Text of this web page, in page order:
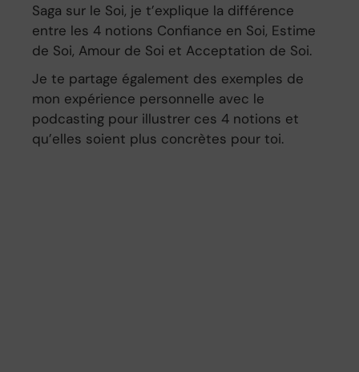
Saga sur le Soi, je t’explique la différence
entre les 4 notions Confiance en Soi, Estime
de Soi, Amour de Soi et Acceptation de Soi.
Je te partage également des exemples de
mon expérience personnelle avec le
podcasting pour illustrer ces 4 notions et
qu’elles soient plus concrètes pour toi.